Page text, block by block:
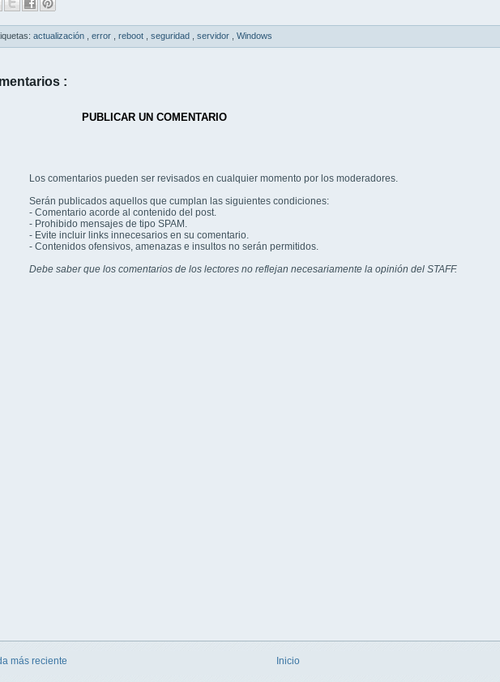
actualización error reboot seguridad servidor Windows
:
PUBLICAR UN COMENTARIO
Los comentarios pueden ser revisados en cualquier momento por los moderadores.
Serán publicados aquellos que cumplan las siguientes condiciones:
- Comentario acorde al contenido del post.
- Prohibido mensajes de tipo SPAM.
- Evite incluir links innecesarios en su comentario.
- Contenidos ofensivos, amenazas e insultos no serán permitidos.
Debe saber que los comentarios de los lectores no reflejan necesariamente la opinión del STAFF.
más reciente Inicio